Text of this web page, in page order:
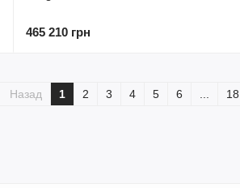
465 210 грн
Назад 1 2 3 4 5 6 18